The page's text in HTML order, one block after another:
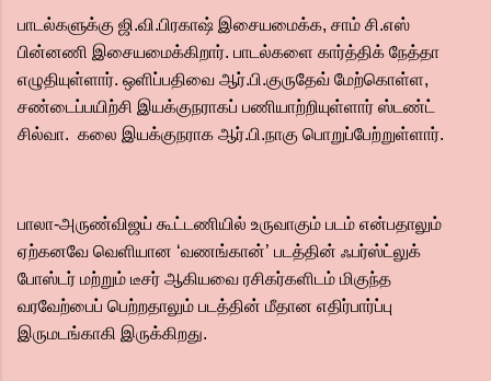
பாடல்களுக்கு ஜி.வி.பிரகாஷ் இசையமைக்க, சாம் சி.எஸ்
பின்னணி இசையமைக்கிறார். பாடல்களை கார்த்திக் நேத்தா
எழுதியுள்ளார். ஒளிப்பதிவை ஆர்.பி.குருதேவ் மேற்கொள்ள,
சண்டைப்பயிற்சி இயக்குநராகப் பணியாற்றியுள்ளார் ஸ்டண்ட்
சில்வா. கலை இயக்குநராக ஆர்.பி.நாகு பொறுப்பேற்றுள்ளார்.
பாலா-அருண்விஜய் கூட்டணியில் உருவாகும் படம் என்பதாலும்
ஏற்கனவே வெளியான ‘வணங்கான்’ படத்தின் ஃபர்ஸ்ட்லுக்
போஸ்டர் மற்றும் டீசர் ஆகியவை ரசிகர்களிடம் மிகுந்த
வரவேற்பைப் பெற்றதாலும் படத்தின் மீதான எதிர்பார்ப்பு
இருமடங்காகி இருக்கிறது.